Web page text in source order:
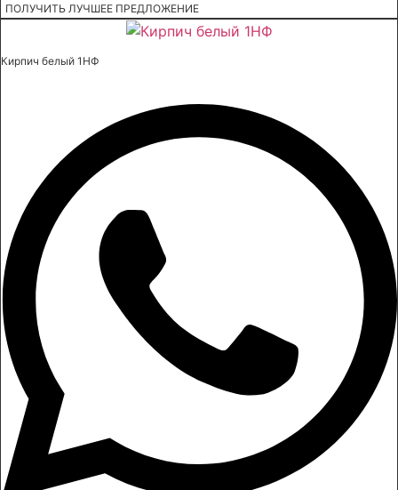
ПОЛУЧИТЬ ЛУЧШЕЕ ПРЕДЛОЖЕНИЕ
Кирпич белый 1НФ